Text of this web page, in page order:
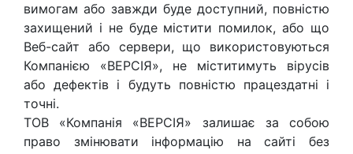
вимогам або завжди буде доступний, повністю
захищений і не буде містити помилок, або що
Веб-сайт або сервери, що використовуються
Компанією «ВЕРСІЯ», не міститимуть вірусів
або дефектів і будуть повністю працездатні і
точні.
ТОВ «Компанія «ВЕРСІЯ» залишає за собою
право змінювати інформацію на сайті без